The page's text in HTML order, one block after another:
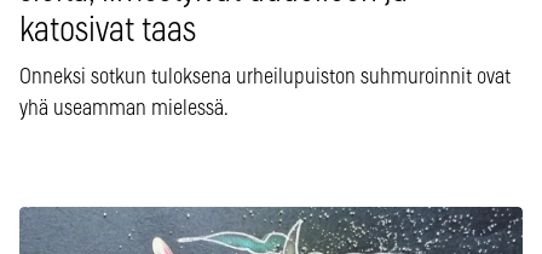
katosivat taas
Onneksi sotkun tuloksena urheilupuiston suhmuroinnit ovat
yhä useamman mielessä.